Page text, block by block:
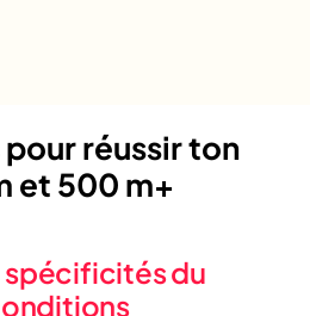
réussir ton
et 500 m+
spécificités du